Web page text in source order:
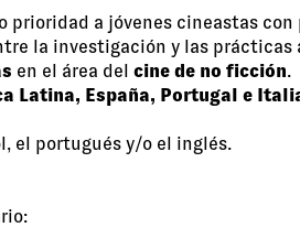
prioridad a jóvenes cineastas
la investigación y las
en el área del cine de no ficción.
Latina, España, Portugal e
el portugués y/o el inglés.